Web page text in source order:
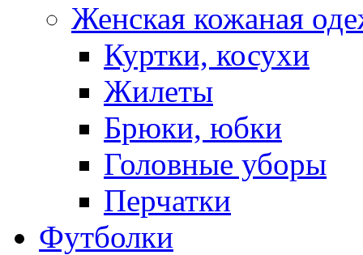
Женская кожаная
Куртки, косухи
Жилеты
Брюки, юбки
Головные уборы
Перчатки
Футболки